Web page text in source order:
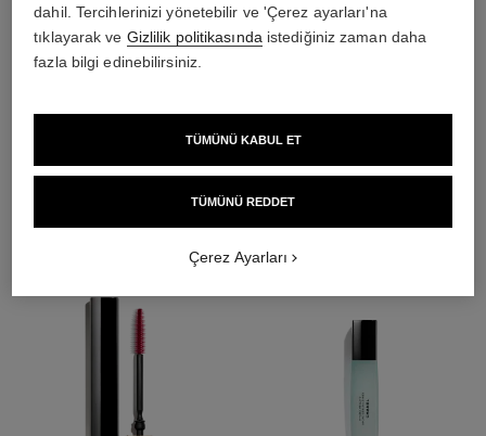
THE PERFECT MATCH
dahil. Tercihlerinizi yönetebilir ve 'Çerez ayarları'na
tıklayarak ve Gizlilik politikasında istediğiniz zaman daha
fazla bilgi edinebilirsiniz.
TÜMÜNÜ REDDET
TÜMÜNÜ KABUL ET
Çerez Ayarları